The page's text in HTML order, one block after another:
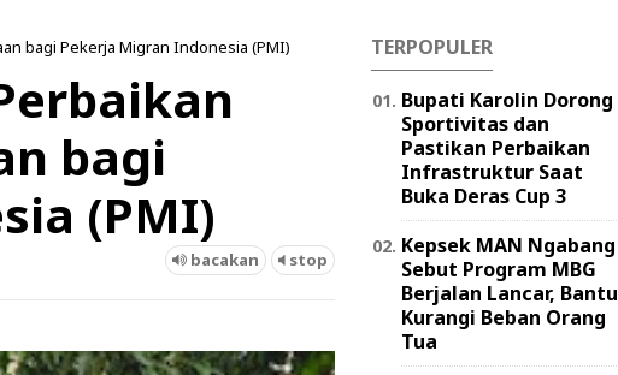
bagi Pekerja Migran Indonesia (PMI)
bagi
(PMI)
bacakan stop
TERPOPULER
Bupati Karolin Dorong
Sportivitas dan
Pastikan Perbaikan
Infrastruktur Saat
Buka Deras Cup 3
Kepsek MAN Ngabang
Sebut Program MBG
Berjalan Lancar, Bantu
Kurangi Beban Orang
Tua